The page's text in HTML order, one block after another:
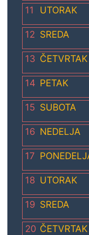
11 UTORAK
12 SREDA
13 ČETVRTAK
14 PETAK
15 SUBOTA
16 NEDELJA
17
18 UTORAK
19 SREDA
20 ČETVRTAK